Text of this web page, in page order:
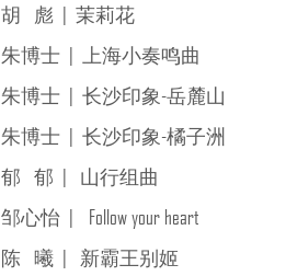
胡 彪 | 茉莉花
朱博士 | 上海小奏鸣曲
朱博士 | 长沙印象-岳麓山
朱博士 | 长沙印象-橘子洲
郁 郁 | 山行组曲
邹心怡 | Follow your heart
陈 曦 | 新霸王别姬